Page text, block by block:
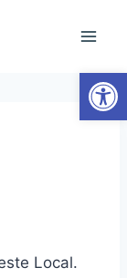
Local.